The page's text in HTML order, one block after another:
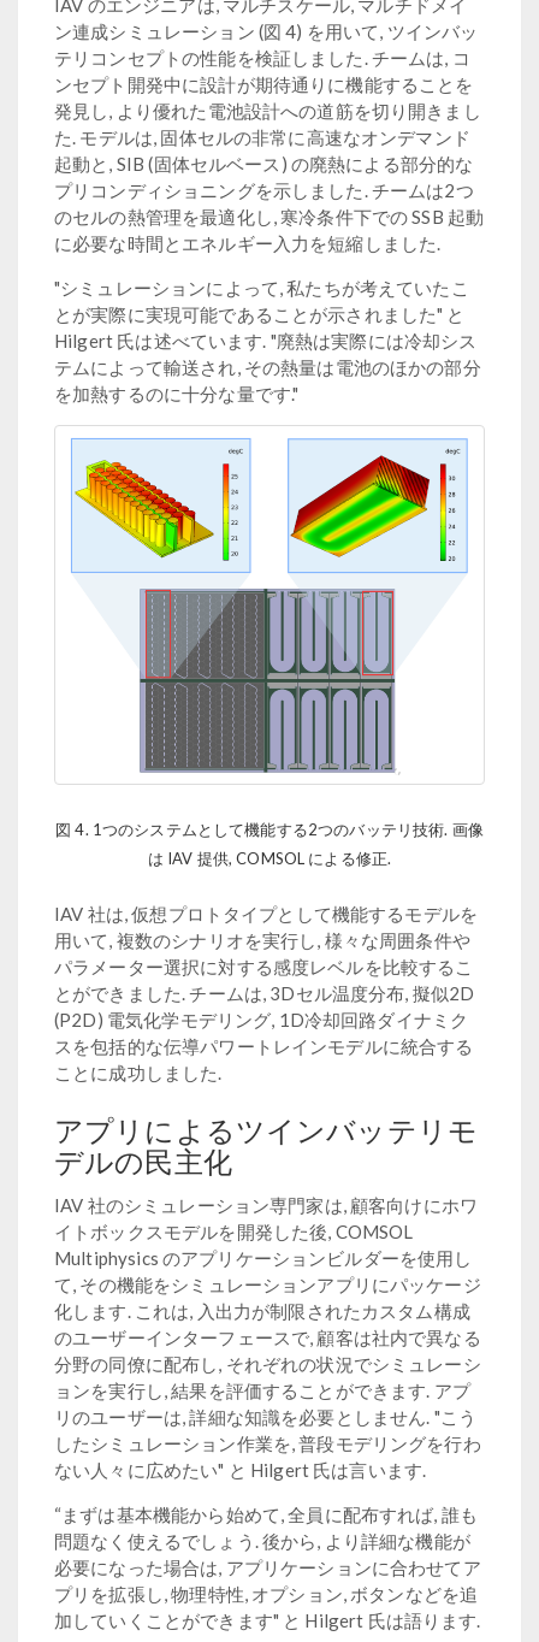
IAV のエンジニアは, マルチスケール, マルチドメイ
ン連成シミュレーション (図 4) を用いて, ツインバッ
テリコンセプトの性能を検証しました. チームは, コ
ンセプト開発中に設計が期待通りに機能することを
発見し, より優れた電池設計への道筋を切り開きまし
た. モデルは, 固体セルの非常に高速なオンデマンド
起動と, SIB (固体セルベース) の廃熱による部分的な
プリコンディショニングを示しました. チームは2つ
のセルの熱管理を最適化し, 寒冷条件下での SSB 起動
に必要な時間とエネルギー入力を短縮しました.
"シミュレーションによって, 私たちが考えていたこ
とが実際に実現可能であることが示されました" と
Hilgert 氏は述べています. "廃熱は実際には冷却シス
テムによって輸送され, その熱量は電池のほかの部分
を加熱するのに十分な量です."
図 4. 1つのシステムとして機能する2つのバッテリ技術. 画像
は IAV 提供, COMSOL による修正.
IAV 社は, 仮想プロトタイプとして機能するモデルを
用いて, 複数のシナリオを実行し, 様々な周囲条件や
パラメーター選択に対する感度レベルを比較するこ
とができました. チームは, 3Dセル温度分布, 擬似2D
(P2D) 電気化学モデリング, 1D冷却回路ダイナミク
スを包括的な伝導パワートレインモデルに統合する
ことに成功しました.
アプリによるツインバッテリモ
デルの民主化
IAV 社のシミュレーション専門家は, 顧客向けにホワ
イトボックスモデルを開発した後, COMSOL
Multiphysics のアプリケーションビルダーを使用し
て, その機能をシミュレーションアプリにパッケージ
化します. これは, 入出力が制限されたカスタム構成
のユーザーインターフェースで, 顧客は社内で異なる
分野の同僚に配布し, それぞれの状況でシミュレーシ
ョンを実行し, 結果を評価することができます. アプ
リのユーザーは, 詳細な知識を必要としません. "こう
したシミュレーション作業を, 普段モデリングを行わ
ない人々に広めたい" と Hilgert 氏は言います.
“まずは基本機能から始めて, 全員に配布すれば, 誰も
問題なく使えるでしょう. 後から, より詳細な機能が
必要になった場合は, アプリケーションに合わせてア
プリを拡張し, 物理特性, オプション, ボタンなどを追
加していくことができます" と Hilgert 氏は語ります.